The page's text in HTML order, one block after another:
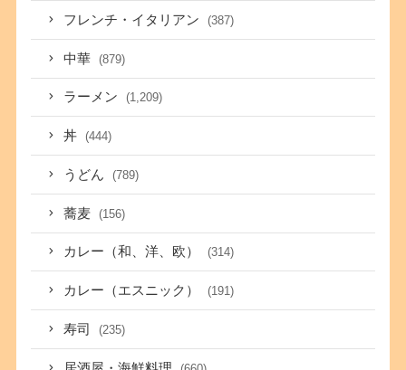
フレンチ・イタリアン (387)
中華 (879)
ラーメン (1,209)
丼 (444)
うどん (789)
蕎麦 (156)
カレー（和、洋、欧） (314)
カレー（エスニック） (191)
寿司 (235)